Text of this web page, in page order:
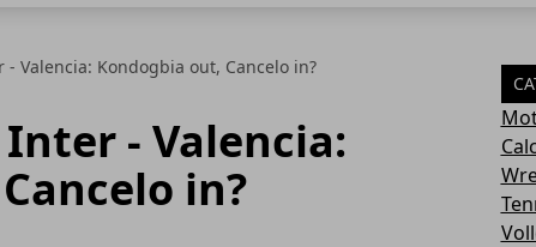
- Valencia: Kondogbia out, Cancelo in?
- Valencia:
in?